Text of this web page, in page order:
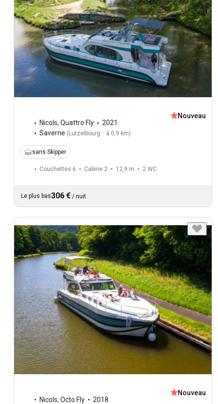
Nicols, Quattro Fly
2021
Saverne ( Lutzelbourg : à 0,9 km)
Nouveau
sans Skipper
Couchettes 6 Cabine 2 12,9 m 2 WC
Le plus bas306 € / nuit
Nicols, Octo Fly
2018
Nouveau